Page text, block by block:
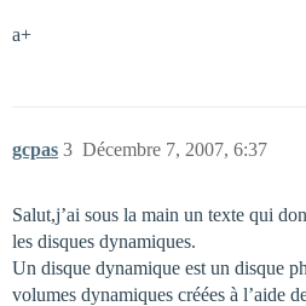
a+
gcpas Décembre 7, 2007, 6:37
3
Salut,j’ai sous la main un texte qui
les disques dynamiques.
Un disque dynamique est un disque
volumes dynamiques créées à l’aide